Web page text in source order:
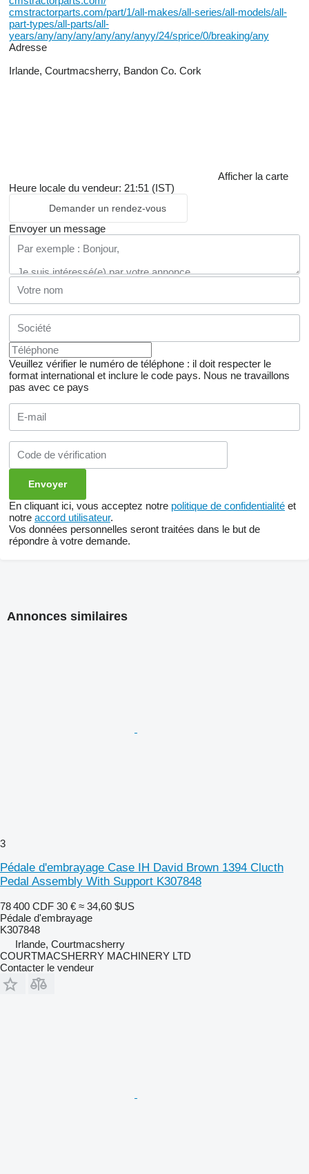
cmstractorparts.com/part/1/all-makes/all-series/all-models/all-
part-types/all-parts/all-
years/any/any/any/any/any/anyy/24/sprice/0/breaking/any
Adresse
Irlande, Courtmacsherry, Bandon Co. Cork
Afficher la carte
Heure locale du vendeur: 21:51 (IST)
Demander un rendez-vous
Envoyer un message
Veuillez vérifier le numéro de téléphone : il doit respecter le
format international et inclure le code pays. Nous ne travaillons
pas avec ce pays
En cliquant ici, vous acceptez notre politique de confidentialité et
notre accord utilisateur.
Vos données personnelles seront traitées dans le but de
répondre à votre demande.
Annonces similaires
3
Pédale d'embrayage Case IH David Brown 1394 Clucth
Pedal Assembly With Support K307848
78 400 CDF 30 € ≈ 34,60 $US
Pédale d'embrayage
K307848
Irlande, Courtmacsherry
COURTMACSHERRY MACHINERY LTD
Contacter le vendeur